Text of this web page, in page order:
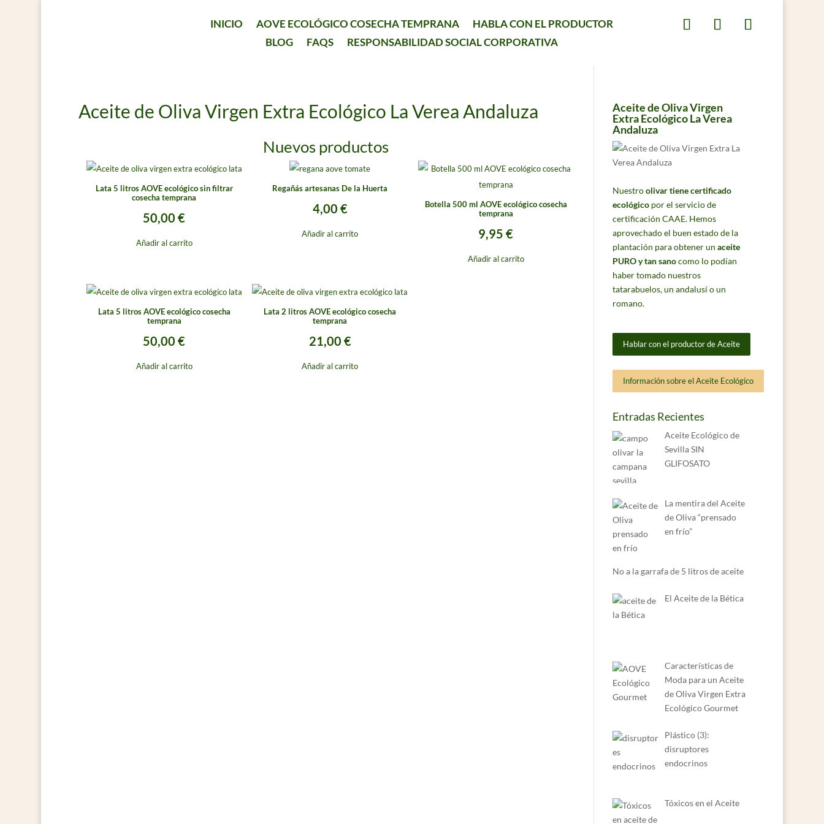
INICIO AOVE ECOLÓGICO COSECHA TEMPRANA
HABLA CON EL PRODUCTOR
BLOG
FAQS RESPONSABILIDAD SOCIAL CORPORATIVA
Aceite de Oliva Virgen Extra Ecológico La Verea Andaluza
Nuevos productos
Lata 5 litros AOVE ecológico sin filtrar
cosecha temprana
50,00€
Añadir al carrito
Regañás artesanas De la Huerta
4,00 €
Añadir al carrito
Botella 500 ml AOVE ecológico cosecha
temprana
9,95€
Añadir al carrito
Lata 5 litros AOVE ecológico cosecha
temprana
50,00€
Añadir al carrito
Lata 2 litros AOVE ecológico cosecha
temprana
21,00 €
Añadir al carrito
Aceite de Oliva Virgen
Extra Ecológico La Verea
Andaluza
Nuestroolivar tiene certificado
ecológicopor el servicio de
certificación CAAE. Hemos
aprovechado el buen estado de la
plantación para obtener un aceite
PURO y tan sanocomo lo podían
haber tomado nuestros
tatarabuelos, un andalusí o un
romano.
Hablar con el productor de Aceite
Información sobre el Aceite Ecológico
Entradas Recientes
Aceite Ecológico de
Sevilla SIN
GLIFOSATO
La mentira del Aceite
de Oliva “prensado
en frío”
No a la garrafa de 5 litros de aceite
El Aceite de la Bética
Características de
Moda para un Aceite
de Oliva Virgen Extra
Ecológico Gourmet
Plástico (3):
disruptores
endocrinos
Tóxicos en el Aceite